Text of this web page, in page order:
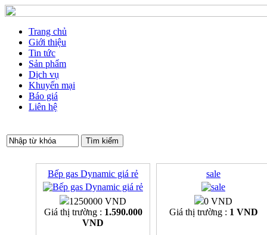
Trang chủ
Giới thiệu
Tin tức
Sản phẩm
Dịch vụ
Khuyến mại
Báo giá
Liên hệ
Bếp gas Dynamic giá rẻ
1250000 VND
Giá thị trường : 1.590.000
VND
sale
0 VND
Giá thị trường : 1 VND